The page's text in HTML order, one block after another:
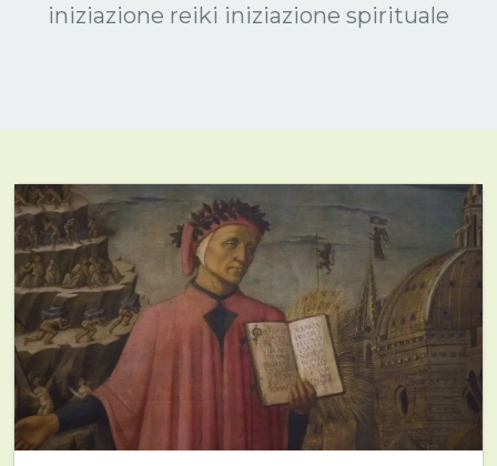
iniziazione reiki iniziazione spirituale